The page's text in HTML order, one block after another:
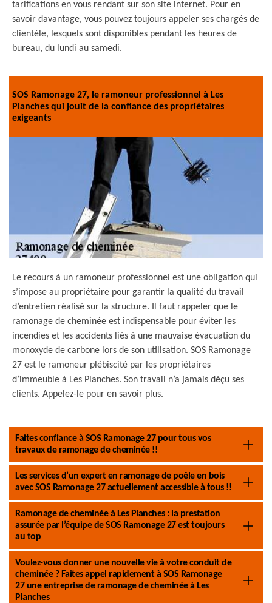
tarifications en vous rendant sur son site internet. Pour en
savoir davantage, vous pouvez toujours appeler ses chargés de
clientèle, lesquels sont disponibles pendant les heures de
bureau, du lundi au samedi.
SOS Ramonage 27, le ramoneur professionnel à Les
Planches qui jouit de la confiance des propriétaires
exigeants
Le recours à un ramoneur professionnel est une obligation qui
s’impose au propriétaire pour garantir la qualité du travail
d’entretien réalisé sur la structure. Il faut rappeler que le
ramonage de cheminée est indispensable pour éviter les
incendies et les accidents liés à une mauvaise évacuation du
monoxyde de carbone lors de son utilisation. SOS Ramonage
27 est le ramoneur plébiscité par les propriétaires
d’immeuble à Les Planches. Son travail n’a jamais déçu ses
clients. Appelez-le pour en savoir plus.
Faites confiance à SOS Ramonage 27 pour tous vos
travaux de ramonage de cheminée !!
Les services d’un expert en ramonage de poêle en bois
avec SOS Ramonage 27 actuellement accessible à tous !!
Ramonage de cheminée à Les Planches : la prestation
assurée par l’équipe de SOS Ramonage 27 est toujours
au top
Voulez-vous donner une nouvelle vie à votre conduit de
cheminée ? Faites appel rapidement à SOS Ramonage
27 une entreprise de ramonage de cheminée à Les
Planches